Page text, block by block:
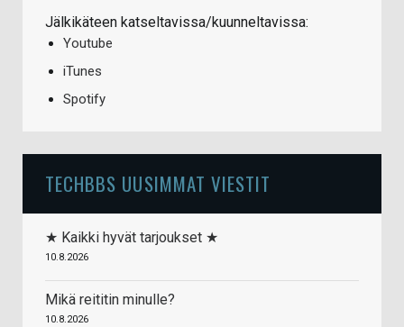
Jälkikäteen katseltavissa/kuunneltavissa:
Youtube
iTunes
Spotify
TECHBBS UUSIMMAT VIESTIT
★ Kaikki hyvät tarjoukset ★
10.8.2026
Mikä reititin minulle?
10.8.2026